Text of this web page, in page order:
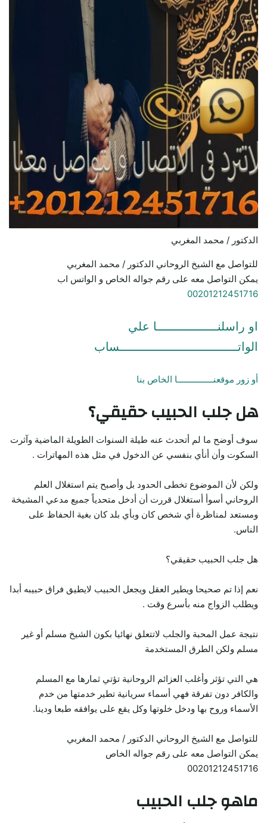
الدكتور / محمد المغربي
للتواصل مع الشيخ الروحاني الدكتور / محمد المغربي
يمكن التواصل معه على رقم جواله الخاص و الواتس اب
00201212451716
او راسلنـــــــــــــــــا علي
الواتـــــــــــــــــــــــــــــــــساب
أو زور موقعنـــــــــــــــا الخاص بنا
هل جلب الحبيب حقيقي؟
سوف أوضح ما لم أتحدث عنه طيلة السنوات الطويلة الماضية وآثرت
السكوت وأن أنأي بنفسي عن الدخول في مثل هذه المهاترات .
ولكن لأن الموضوع تخطى الحدود بل وأصبح يتم استغلال العلم
الروحاني أسوأ أستغلال قررت أن أدخل متحدياً جميع مدعي المشيخة
ومستعد لمناظرة أي شخص كان وبأي بلد كان بغية الحفاظ على
الناس.
هل جلب الحبيب حقيقي؟
نعم إذا تم صحيحا ويطير العقل ويجعل الحبيب لايطيق فراق حبيبه أبدا
ويطلب الزواج منه بأسرع وقت .
نتيجة عمل المحبة والجلب لاتتعلق نهائيا بكون الشيخ مسلم أو غير
مسلم ولكن الطرق المستخدمة
هي التي تؤثر وأغلب العزائم الروحانية تؤتي ثمارها مع المسلم
والكافر دون تفرقة فهي أسماء سريانية تطير خدمتها من خدم
الأسماء وروح بها ودخل خلوتها وكل يقع على يوافقه طبعا ودينا.
للتواصل مع الشيخ الروحاني الدكتور / محمد المغربي
يمكن التواصل معه على رقم جواله الخاص
00201212451716
ماهو جلب الحبيب